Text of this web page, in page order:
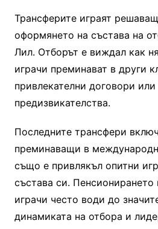
Трансферите играят
оформянето на състава на
Лил. Отборът е виждал как
играчи преминават в други
привлекателни договори
предизвикателства.
Последните трансфери
преминаващи в
също е привлякъл опитни
състава си. Пенсионирането
играчи често води до
динамиката на отбора и